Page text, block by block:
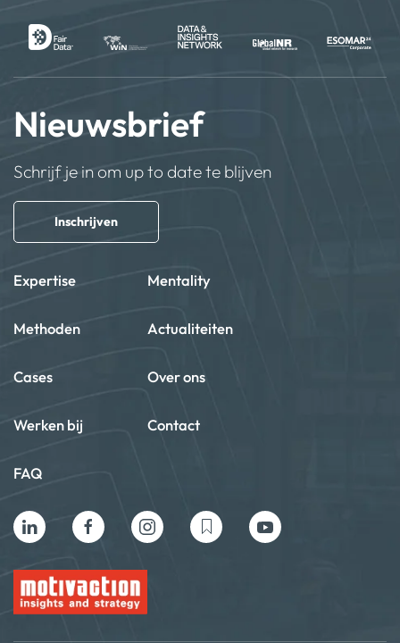
Nieuwsbrief
Schrijf je in om up to date te blijven
Inschrijven
Expertise Mentality
Methoden Actualiteiten
Cases Over ons
Werken bij Contact
FAQ